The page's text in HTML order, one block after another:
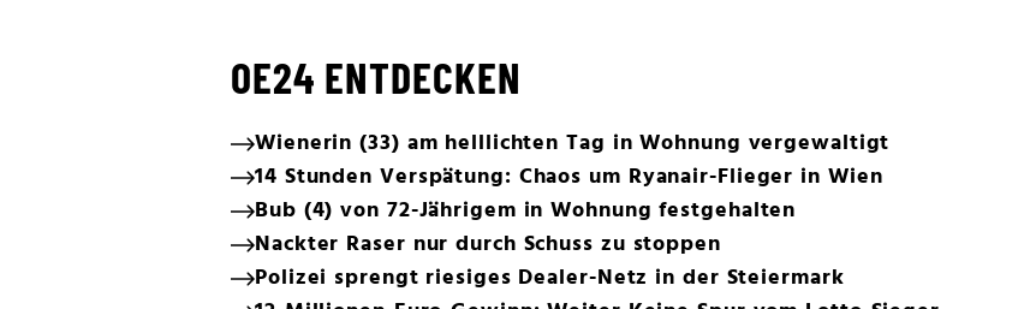
OE24 ENTDECKEN
Wienerin (33) am helllichten Tag in Wohnung vergewaltigt
14 Stunden Verspätung: Chaos um Ryanair-Flieger in Wien
Bub (4) von 72-Jährigem in Wohnung festgehalten
Nackter Raser nur durch Schuss zu stoppen
Polizei sprengt riesiges Dealer-Netz in der Steiermark